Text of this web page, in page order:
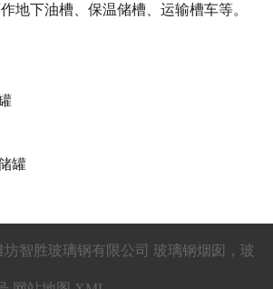
地下油槽、保温储槽、运输槽车等。
罐
坊智胜玻璃钢有限公司 玻璃钢烟囱，玻